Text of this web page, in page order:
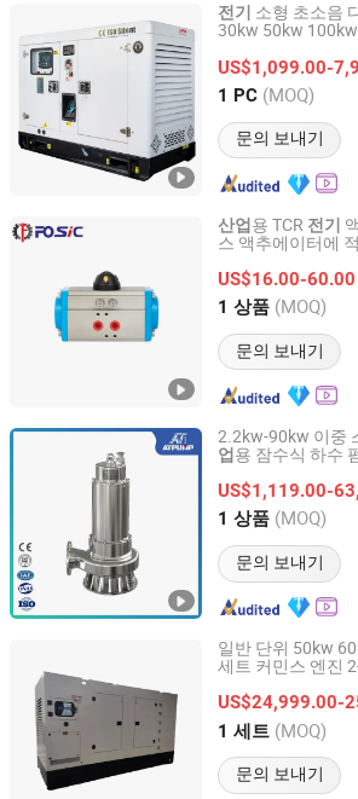
전기 소형 초소음
30kw 50kw
전기
US$1,099.00-
1 PC (MOQ)
문의 보내기
Fujian Diou Power Co., Ltd.
Fujian, China 이후 2025
산업용 TCR 전기
스 액추에이터에
US$16.00-60.00
1 상품 (MOQ)
문의 보내기
Wenzhou Forever Classic Technology
Zhejiang, China 이후 2008
2.2kw-90kw 이중
업 용 잠수식 하수
US$1,119.00-
1 상품 (MOQ)
문의 보내기
Jining Antai Mine Equipment
Shandong, China 이후 2019
일반 단위 50kw
세트 커민스 엔진
50kVA 40kVA
US$24,999.00-
1 세트 (MOQ)
문의 보내기
Shandong Wokang Electric Power
Shandong, China 이후 2026